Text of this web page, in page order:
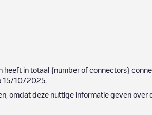
heeft in totaal {number of connectors}
15/10/2025
omdat deze nuttige informatie geven